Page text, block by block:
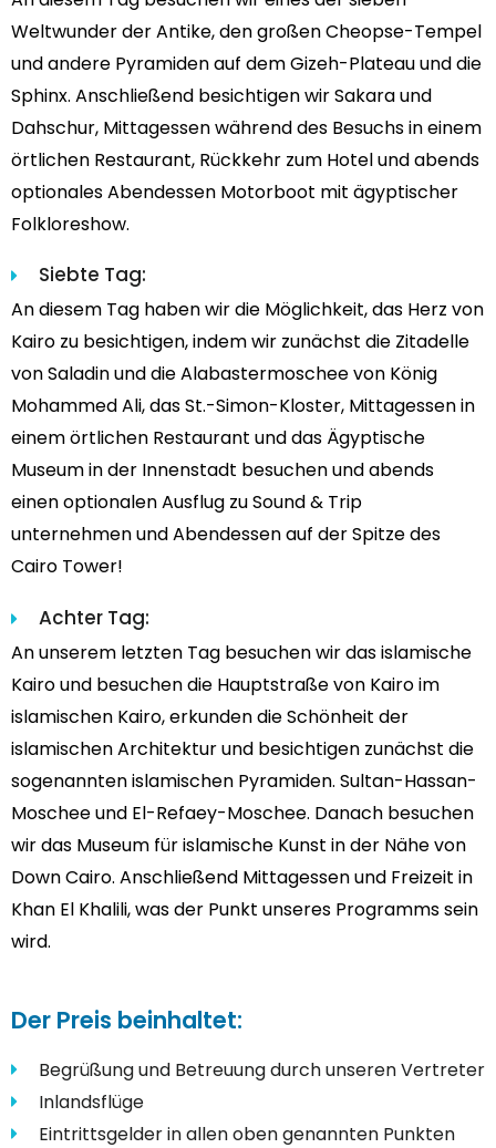
Weltwunder der Antike, den großen Cheopse-Tempel
und andere Pyramiden auf dem Gizeh-Plateau und die
Sphinx. Anschließend besichtigen wir Sakara und
Dahschur, Mittagessen während des Besuchs in einem
örtlichen Restaurant, Rückkehr zum Hotel und abends
optionales Abendessen Motorboot mit ägyptischer
Folkloreshow.
Siebte Tag:
An diesem Tag haben wir die Möglichkeit, das Herz von
Kairo zu besichtigen, indem wir zunächst die Zitadelle
von Saladin und die Alabastermoschee von König
Mohammed Ali, das St.-Simon-Kloster, Mittagessen in
einem örtlichen Restaurant und das Ägyptische
Museum in der Innenstadt besuchen und abends
einen optionalen Ausflug zu Sound & Trip
unternehmen und Abendessen auf der Spitze des
Cairo Tower!
Achter Tag:
An unserem letzten Tag besuchen wir das islamische
Kairo und besuchen die Hauptstraße von Kairo im
islamischen Kairo, erkunden die Schönheit der
islamischen Architektur und besichtigen zunächst die
sogenannten islamischen Pyramiden. Sultan-Hassan-
Moschee und El-Refaey-Moschee. Danach besuchen
wir das Museum für islamische Kunst in der Nähe von
Down Cairo. Anschließend Mittagessen und Freizeit in
Khan El Khalili, was der Punkt unseres Programms sein
wird.
Der Preis beinhaltet:
Begrüßung und Betreuung durch unseren Vertreter
Inlandsflüge
Eintrittsgelder in allen oben genannten Punkten